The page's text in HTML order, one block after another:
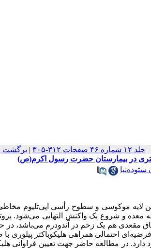
جلد ۱۲ شماره ۴۶ صفحات ۳۱۲-۳۰۵ | برگشت
در بیمارستان حضرت رسول اکرم(ص)
لایه موکوسی و سطوح رأسی اپی‌تلیوم
معده و شروع یک واکنش التهابی می‌شود.
مقعدی هم یک زخم در آندودرم می‌باشد، در
احتمالی همراهی هلیکوباکتر پیلوری با
در مطالعه حاضر جهت تعیین فراوانی